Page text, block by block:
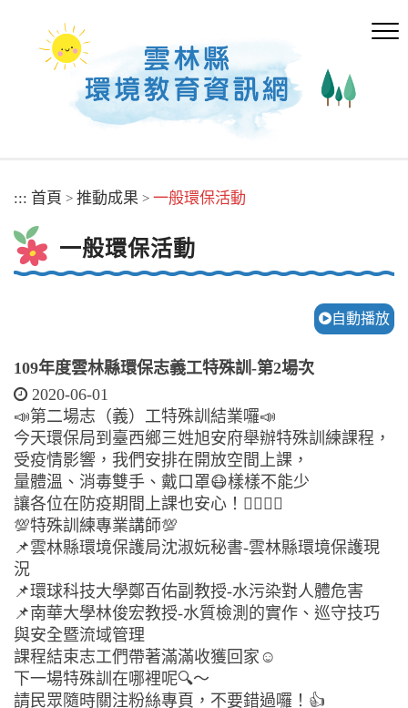
::: 首頁 > 推動成果 > 一般環保活動
一般環保活動
自動播放
109年度雲林縣環保志義工特殊訓-第2場次
2020-06-01
📣第二場志（義）工特殊訓結業囉📣
今天環保局到臺西鄉三姓旭安府舉辦特殊訓練課程，
受疫情影響，我們安排在開放空間上課，
量體溫、消毒雙手、戴口罩😷樣樣不能少
讓各位在防疫期間上課也安心！🙆‍♂🙆‍♀
💯特殊訓練專業講師💯
📌雲林縣環境保護局沈淑妧秘書-雲林縣環境保護現
況
📌環球科技大學鄭百佑副教授-水污染對人體危害
📌南華大學林俊宏教授-水質檢測的實作、巡守技巧
與安全暨流域管理
課程結束志工們帶著滿滿收獲回家☺️
下一場特殊訓在哪裡呢🔍～
請民眾隨時關注粉絲專頁，不要錯過囉！👍